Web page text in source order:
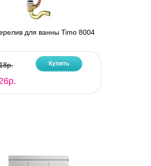
для ванны Timo 8004
Купить